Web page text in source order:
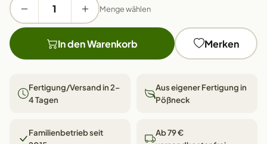
Menge wählen
In den Warenkorb Merken
Fertigung/Versand in 2–
4 Tagen
Aus eigener Fertigung in
Pößneck
Familienbetrieb seit
Ab 79 €